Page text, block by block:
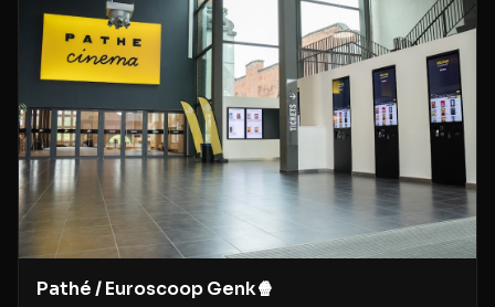
Pathé / Euroscoop Genk🍿